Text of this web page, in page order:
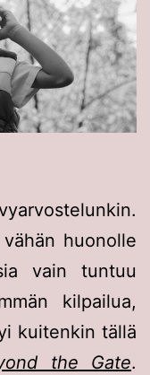
huonolle
vain tuntuu
kilpailua,
kuitenkin tällä
the Gate.